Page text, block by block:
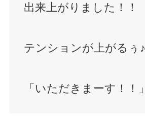
出来上がりました！！
テンションが上がるぅ♪
「いただきまーす！！」